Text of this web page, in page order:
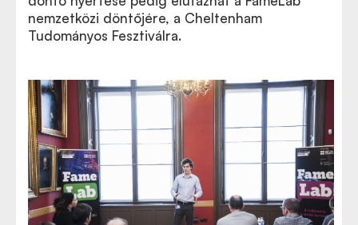
nemzetközi döntőjére, a Cheltenham
Tudományos Fesztiválra.